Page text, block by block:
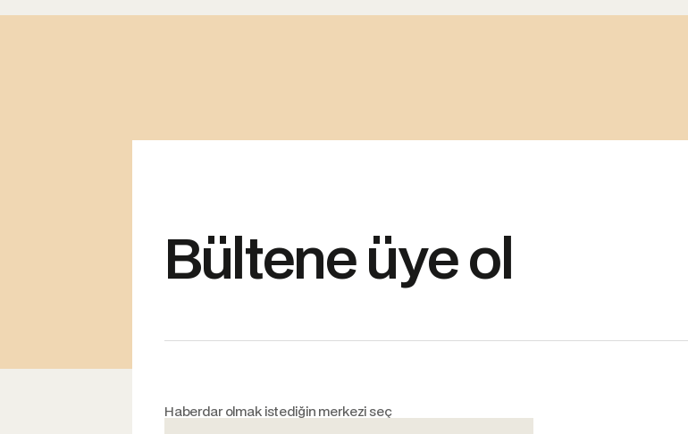
Bültene üye ol
Haberdar olmak istediğin merkezi seç